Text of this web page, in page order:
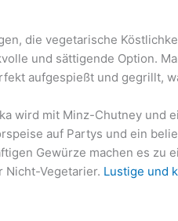
die vegetarische
und sättigende Option.
aufgespießt und gegrillt,
wird mit Minz-Chutney und
auf Partys und ein
Gewürze machen es zu
Nicht-Vegetarier. Lustige und